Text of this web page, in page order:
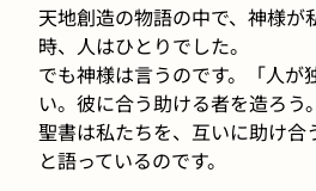
天地創造の物語の中で、神様が
時、人はひとりでした。
でも神様は言うのです。「人が
い。彼に合う助ける者を造ろう
聖書は私たちを、互いに助け合
と語っているのです。